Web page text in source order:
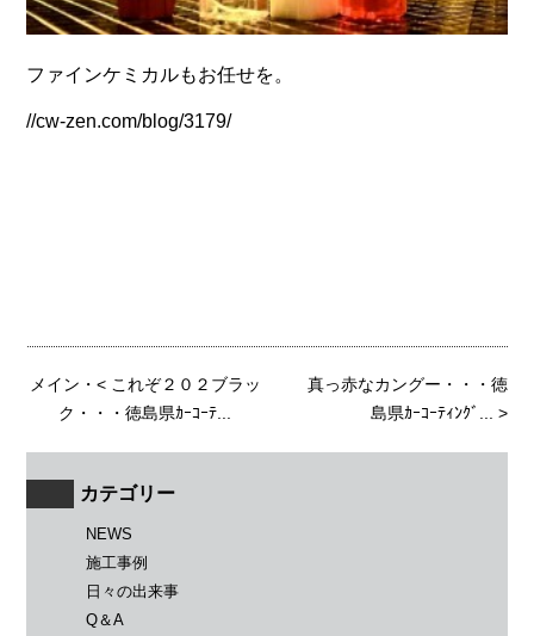
ファインケミカルもお任せを。
//cw-zen.com/blog/3179/
メイン ・< これぞ２０２ブラッ
ク・・・徳島県ｶｰｺｰﾃ...
真っ赤なカングー・・・徳
島県ｶｰｺｰﾃｨﾝｸﾞ... >
カテゴリー
NEWS
施工事例
日々の出来事
Q＆A